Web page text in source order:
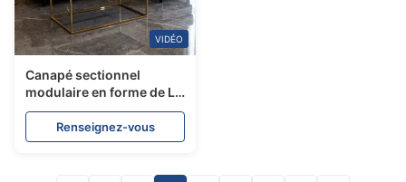
VIDÉO
Canapé sectionnel
modulaire en forme de L,
canapés moelleux, tissu
texturé gris charbon
Renseignez-vous